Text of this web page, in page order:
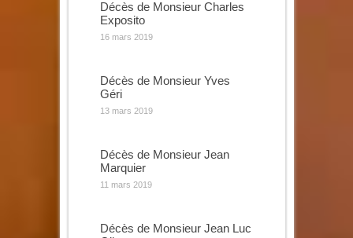
Décès de Monsieur Charles
Exposito
16 mars 2019
Décès de Monsieur Yves
Géri
13 mars 2019
Décès de Monsieur Jean
Marquier
11 mars 2019
Décès de Monsieur Jean Luc